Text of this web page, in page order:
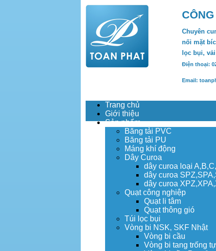
Chuyên
nối mặt
lọc bụi,
Điện thoại:
Email:
Trang chủ
Giới thiệu
Sản phẩm
Băng tải PVC
Băng tải PU
Máng khí động
Dây Curoa
dây curoa loại
dây curoa
dây curoa
Quạt công nghiệp
Quạt li tâm
Quạt thông gió
Túi lọc bụi
Vòng bi NSK, SKF Nhật
Vòng bi cầu
Vòng bi tang trống